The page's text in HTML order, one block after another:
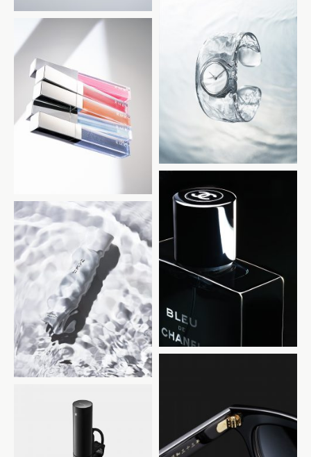
ISSEY MIYAKE
RMK
CHANEL
SHISEIDO
金子眼鏡